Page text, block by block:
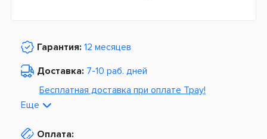
Гарантия: 12 месяцев
Доставка: 7-10 раб. дней
Бесплатная доставка при оплате Tpay!
Еще
Оплата: